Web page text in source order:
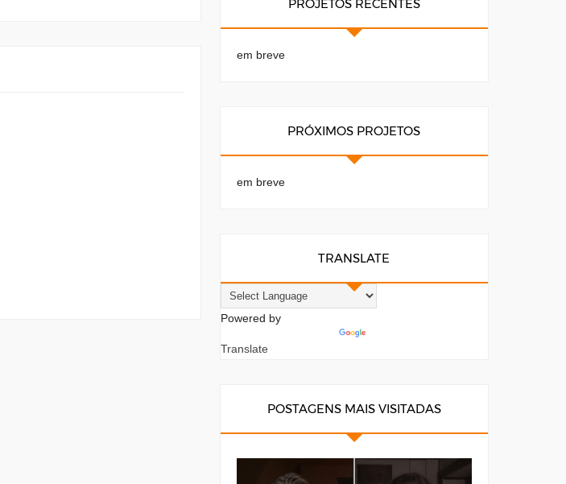
PROJETOS RECENTES
em breve
PRÓXIMOS PROJETOS
em breve
TRANSLATE
Powered by
Translate
POSTAGENS MAIS VISITADAS